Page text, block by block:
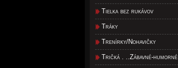
Tielka bez rukávov
Tráky
Trenírky/Nohavičky
Tričká . ..Zábavné-humorné